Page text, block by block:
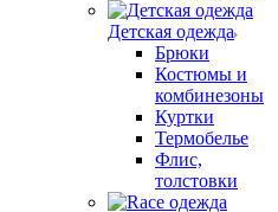
Детская одежда
Брюки
Костюмы и
комбинезоны
Куртки
Термобелье
Флис,
толстовки